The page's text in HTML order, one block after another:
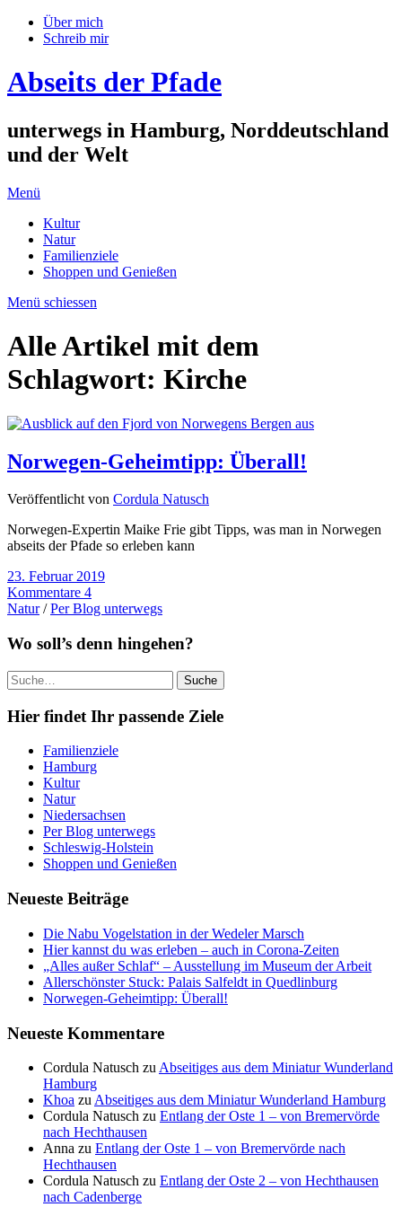
Über mich
Schreib mir
Abseits der Pfade
unterwegs in Hamburg, Norddeutschland
und der Welt
Menü
Kultur
Natur
Familienziele
Shoppen und Genießen
Menü schiessen
Alle Artikel mit dem
Schlagwort: Kirche
Norwegen-Geheimtipp: Überall!
Veröffentlicht von Cordula Natusch
Norwegen-Expertin Maike Frie gibt Tipps, was man in Norwegen
abseits der Pfade so erleben kann
23. Februar 2019
Kommentare 4
Natur/Per Blog unterwegs
Wo soll’s denn hingehen?
Suche
Hier findet Ihr passende Ziele
Familienziele
Hamburg
Kultur
Natur
Niedersachsen
Per Blog unterwegs
Schleswig-Holstein
Shoppen und Genießen
Neueste Beiträge
Die Nabu Vogelstation in der Wedeler Marsch
Hier kannst du was erleben – auch in Corona-Zeiten
„Alles außer Schlaf“ – Ausstellung im Museum der Arbeit
Allerschönster Stuck: Palais Salfeldt in Quedlinburg
Norwegen-Geheimtipp: Überall!
Neueste Kommentare
Cordula Natusch zu Abseitiges aus dem Miniatur Wunderland
Hamburg
Khoa zu Abseitiges aus dem Miniatur Wunderland Hamburg
Cordula Natusch zu Entlang der Oste 1 – von Bremervörde
nach Hechthausen
Anna zu Entlang der Oste 1 – von Bremervörde nach
Hechthausen
Cordula Natusch zu Entlang der Oste 2 – von Hechthausen
nach Cadenberge